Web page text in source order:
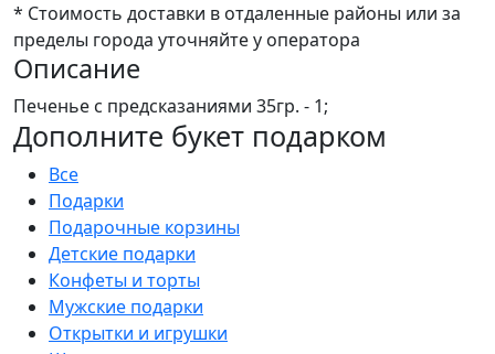
* Стоимость доставки в отдаленные районы или за
пределы города уточняйте у оператора
Описание
Печенье с предсказаниями 35гр. - 1;
Дополните букет подарком
Все
Подарки
Подарочные корзины
Детские подарки
Конфеты и торты
Мужские подарки
Открытки и игрушки